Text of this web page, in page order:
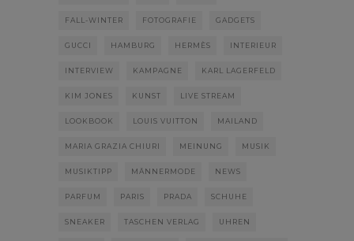
FALL-WINTER FOTOGRAFIE GADGETS
GUCCI HAMBURG HERMÈS INTERIEUR
INTERVIEW KAMPAGNE KARL LAGERFELD
KIM JONES KUNST LIVE STREAM
LOOKBOOK LOUIS VUITTON MAILAND
MARIA GRAZIA CHIURI MEINUNG MUSIK
MUSIKTIPP MÄNNERMODE NEWS
PARFUM PARIS PRADA SCHUHE
SNEAKER TASCHEN VERLAG UHREN